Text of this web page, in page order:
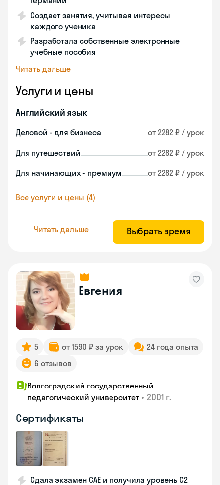
Создает занятия, учитывая интересы
каждого ученика
Разработала собственные электронные
учебные пособия
Читать дальше
Услуги и цены
Английский язык
Деловой - для бизнеса от 2282 ₽ / урок
Для путешествий от 2282 ₽ / урок
Для начинающих - премиум от 2282 ₽ / урок
Все услуги и цены (4)
Читать дальше Выбрать время
Евгения
5 от 1590 ₽ за урок
24 года опыта
6 отзывов
Волгоградский государственный
педагогический университет • 2001 г.
Сертификаты
Сдала экзамен CAE и получила уровень С2